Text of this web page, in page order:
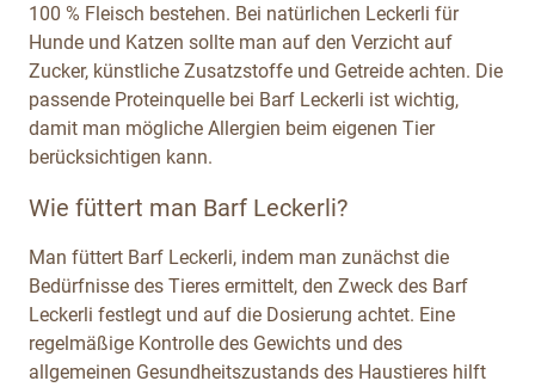
100 % Fleisch bestehen. Bei natürlichen Leckerli für
Hunde und Katzen sollte man auf den Verzicht auf
Zucker, künstliche Zusatzstoffe und Getreide achten. Die
passende Proteinquelle bei Barf Leckerli ist wichtig,
damit man mögliche Allergien beim eigenen Tier
berücksichtigen kann.
Wie füttert man Barf Leckerli?
Man füttert Barf Leckerli, indem man zunächst die
Bedürfnisse des Tieres ermittelt, den Zweck des Barf
Leckerli festlegt und auf die Dosierung achtet. Eine
regelmäßige Kontrolle des Gewichts und des
allgemeinen Gesundheitszustands des Haustieres hilft